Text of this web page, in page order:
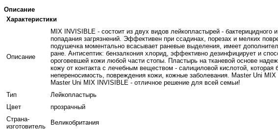
Описание
Характеристики
Описание
MIX INVISIBLE - состоит из двух видов лейкопластырей -
попадания загрязнений. Эффективен при ссадинах, порезах и мелких
подушечка моментально всасывает раневые выделения, имеет
ране. Антисептик: бензалкония хлорид, эффективно дезинфицирует и
ороговевшей кожи любой части стопы. Пластырь на тканевой основе
кожу от контакта с лечебным веществом - салициловой кислотой,
непереносимость, повреждения кожи, кожные заболевания. Master Uni
Master Uni MIX INVISIBLE - отличное решение для всей семьи!
Тип
Лейкопластырь
Цвет
прозрачный
Страна-
изготовитель
Великобритания